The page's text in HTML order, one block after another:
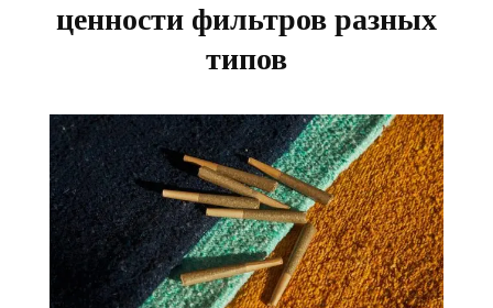
ценности фильтров разных
типов